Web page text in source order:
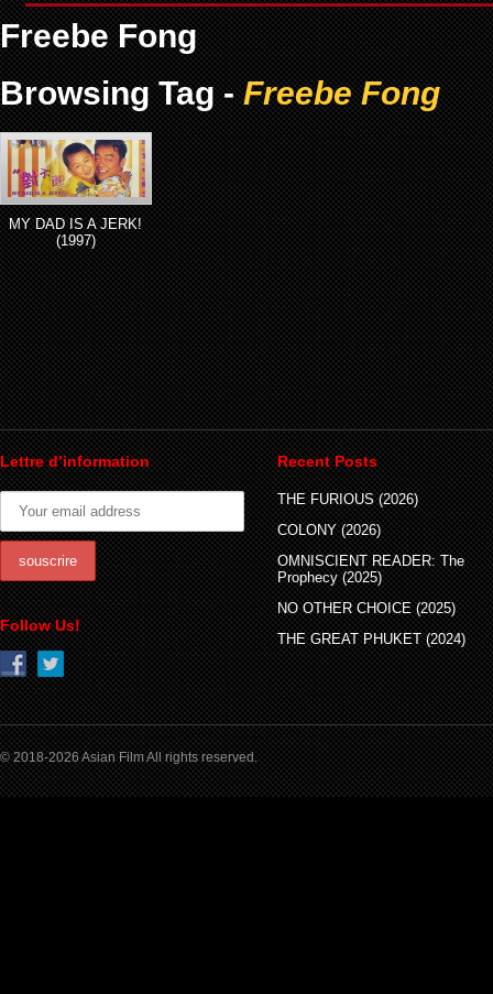
Freebe Fong
Browsing Tag -Freebe Fong
MY DAD IS A JERK!
(1997)
Lettre d’information
Follow Us!
Recent Posts
THE FURIOUS (2026)
COLONY (2026)
OMNISCIENT READER: The
Prophecy (2025)
NO OTHER CHOICE (2025)
THE GREAT PHUKET (2024)
© 2018-2026 Asian Film All rights reserved.